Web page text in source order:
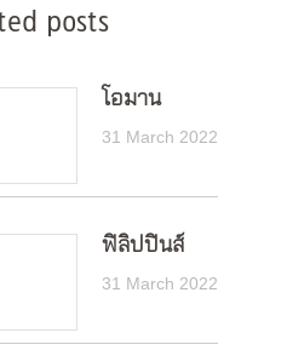
posts
โอมาน
31 March 2022
ฟิลิปปินส์
31 March 2022